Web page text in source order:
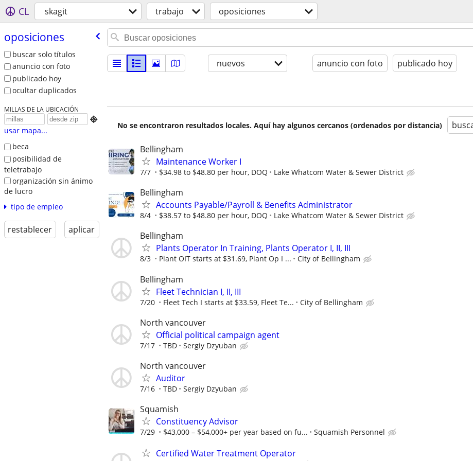
CL skagit trabajo oposiciones
oposiciones
buscar solo títulos
anuncio con foto
publicado hoy
ocultar duplicados
MILLAS DE LA UBICACIÓN

usar mapa...
beca
posibilidad de
teletrabajo
organización sin ánimo
de lucro
tipo de empleo
restablecer aplicar
nuevos anuncio con foto publicado hoy
No se encontraron resultados locales. Aquí hay algunos cercanos (ordenados por distancia)
Bellingham
Maintenance Worker I
7/7 $34.98 to $48.80 per hour, DOQ Lake Whatcom Water & Sewer District
Bellingham
Accounts Payable/Payroll & Benefits Administrator
8/4 $38.57 to $48.80 per hour, DOQ Lake Whatcom Water & Sewer District
Bellingham
Plants Operator In Training, Plants Operator I, II, III
8/3 Plant OIT starts at $31.69, Plant Op I ... City of Bellingham
Bellingham
Fleet Technician I, II, III
7/20 Fleet Tech I starts at $33.59, Fleet Te... City of Bellingham
North vancouver
Official political campaign agent
7/17 TBD Sergiy Dzyuban
North vancouver
Auditor
7/16 TBD Sergiy Dzyuban
Squamish
Constituency Advisor
7/29 $43,000 – $54,000+ per year based on fu... Squamish Personnel
Certified Water Treatment Operator